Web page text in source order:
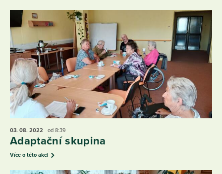
03. 08. 2022 od 8:39
Adaptační skupina
Více o této akci